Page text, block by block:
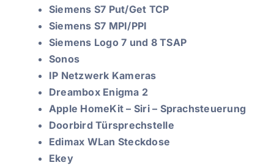
Siemens S7 Put/Get TCP
Siemens S7 MPI/PPI
Siemens Logo 7 und 8 TSAP
Sonos
IP Netzwerk Kameras
Dreambox Enigma 2
Apple HomeKit – Siri – Sprachsteuerung
Doorbird Türsprechstelle
Edimax WLan Steckdose
Ekey